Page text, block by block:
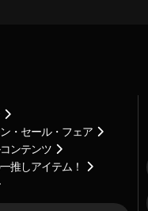
・セール・フェア
ンテンツ
推しアイテム！